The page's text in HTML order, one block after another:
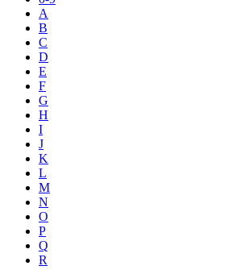
A
B
C
D
E
F
G
H
I
J
K
L
M
N
O
P
Q
R